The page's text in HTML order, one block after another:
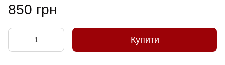
850 грн
Купити